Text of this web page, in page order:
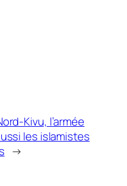
Kivu, l’armée
les islamistes
→